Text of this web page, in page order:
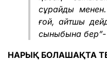
сұрайды
ғой, айтшы
сыныбына бер”-
НАРЫҚ БОЛАШАҚТА